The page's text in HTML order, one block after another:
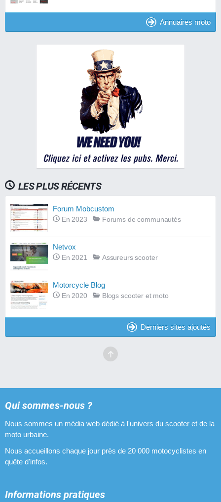
Annuaires moto
LES PLUS RÉCENTS
Forum Mobcustom
En 2023 Forums de communautés
Netvox
En 2021 Assureurs scooter
Motorcycle Blog
En 2020 Blogs scooter et moto
Derniers sites ajoutés
Qui sommes-nous ?
Nous sommes un média web dédié à l'univers du scooter et de la
moto urbaine.
Nous accueillons chaque jour près de 20 000 motocyclistes en
quête d'infos.
Informations pratiques